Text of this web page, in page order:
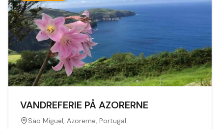
VANDREFERIE PÅ AZORERNE
São Miguel, Azorerne, Portugal